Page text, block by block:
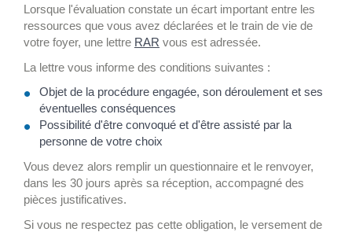
Lorsque l'évaluation constate un écart important entre les
ressources que vous avez déclarées et le train de vie de
votre foyer, une lettre RAR vous est adressée.
La lettre vous informe des conditions suivantes :
Objet de la procédure engagée, son déroulement et ses
éventuelles conséquences
Possibilité d'être convoqué et d'être assisté par la
personne de votre choix
Vous devez alors remplir un questionnaire et le renvoyer,
dans les 30 jours après sa réception, accompagné des
pièces justificatives.
Si vous ne respectez pas cette obligation, le versement de